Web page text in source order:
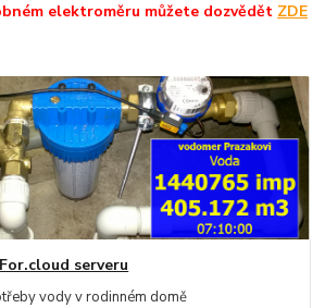
elektroměru můžete dozvědět ZDE
serveru
vody v rodinném domě